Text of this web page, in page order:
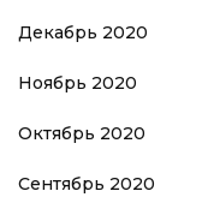
Декабрь 2020
Ноябрь 2020
Октябрь 2020
Сентябрь 2020